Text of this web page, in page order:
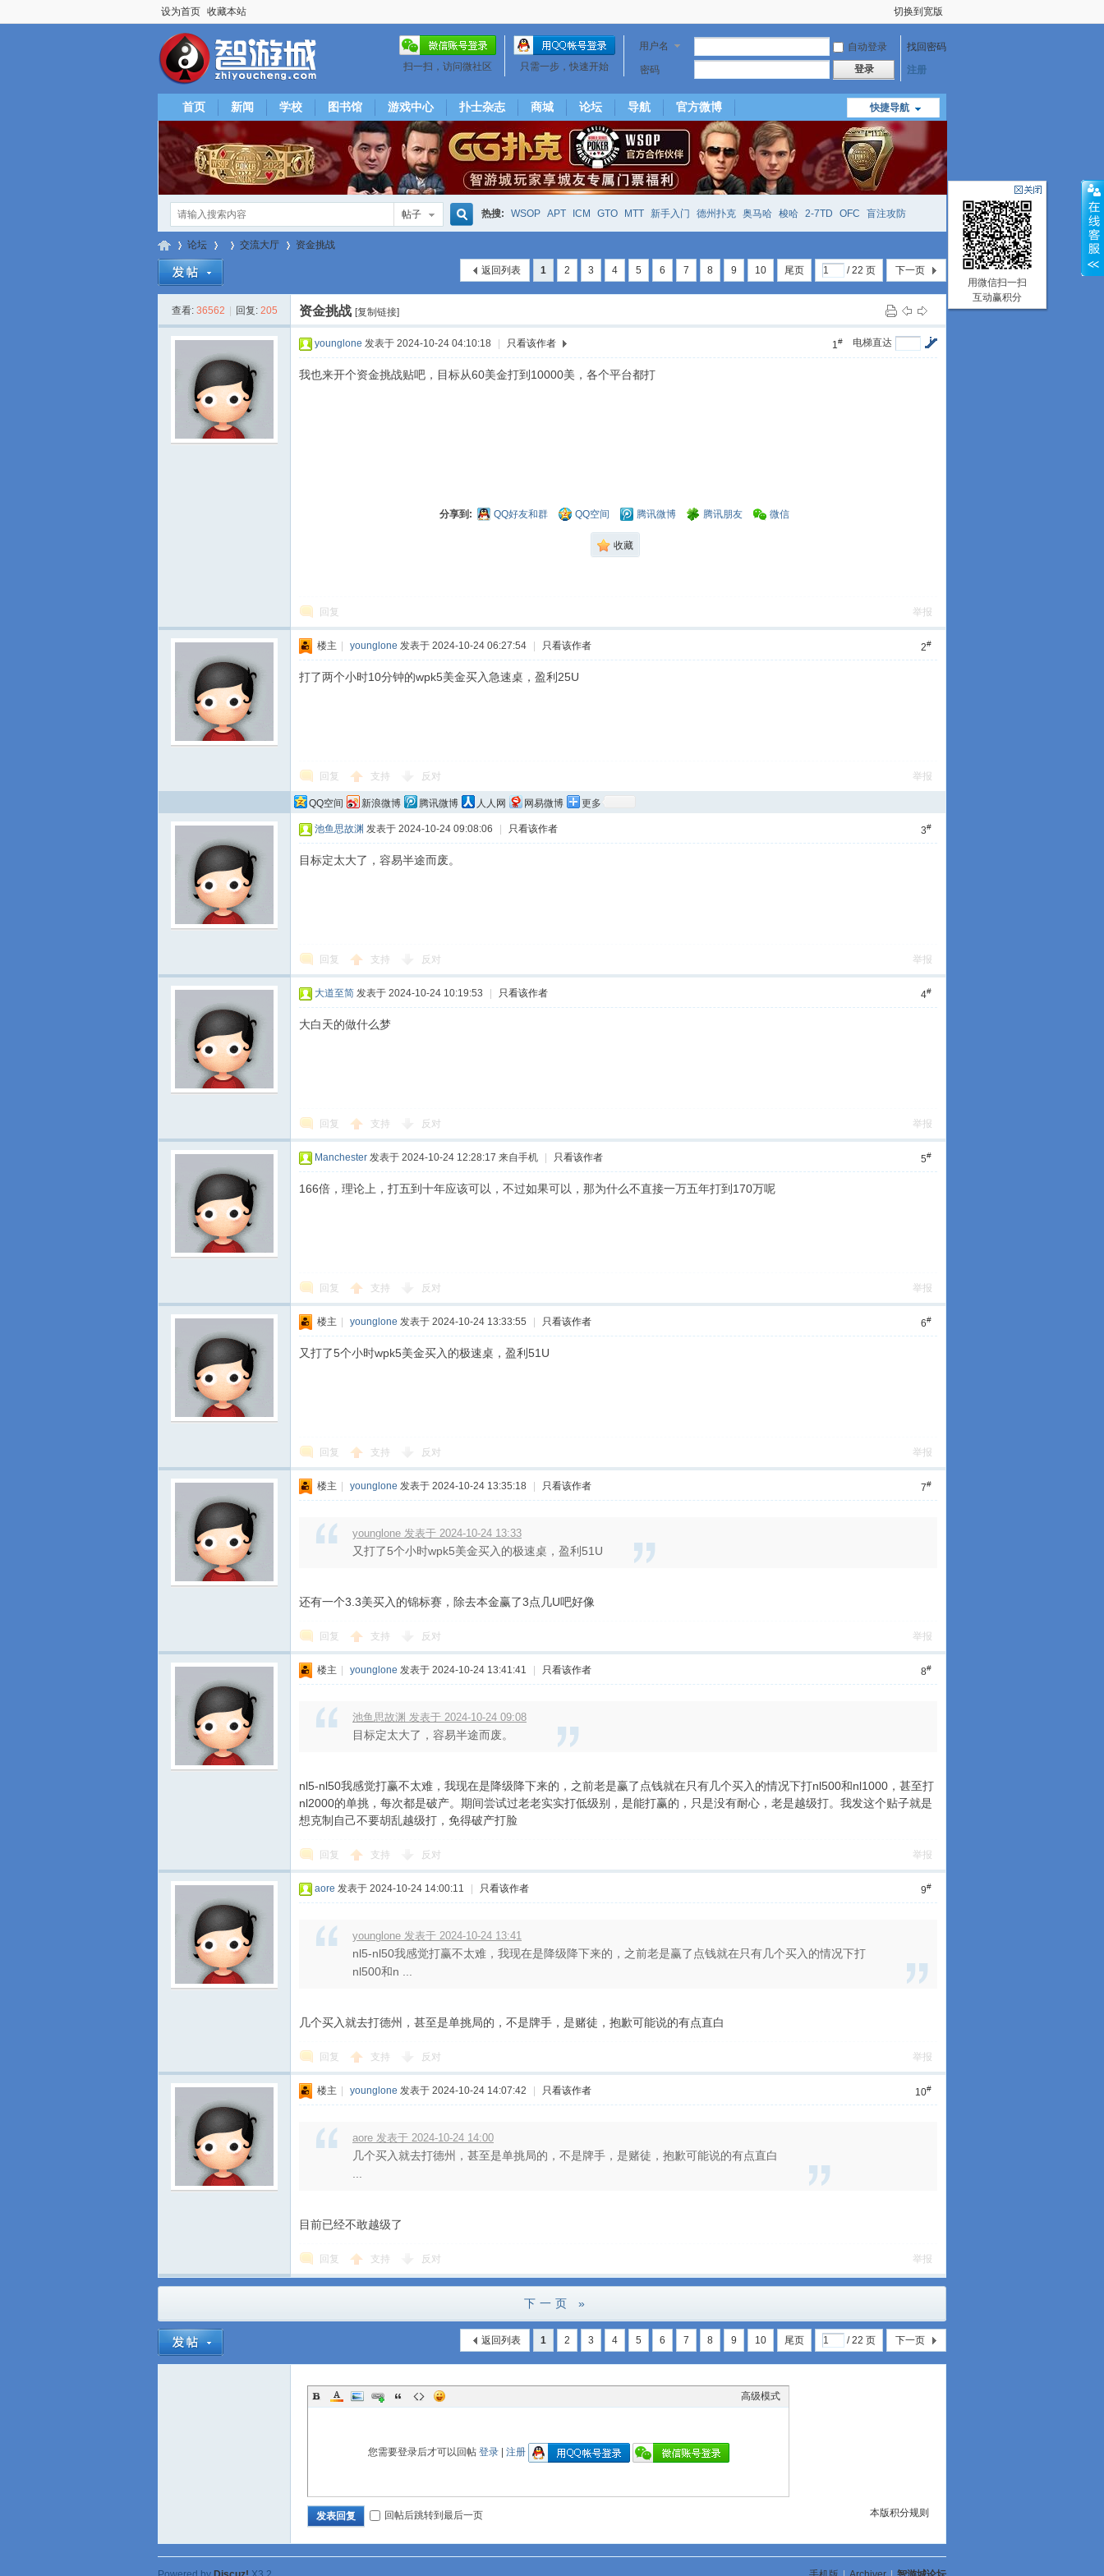
设为首页 收藏本站 切换到宽版
用户名 自动登录
找回密码
密码
登录 注册
只需一步，快速开始
扫一扫，访问微社区
快捷导航
首页 新闻 学校 图书馆 游戏中心 扑士杂志 商城 论坛 导航 官方微博
帖子 热搜: WSOP APT ICM GTO MTT 新手入门 德州扑克 奥马哈 梭哈 2-7TD OFC 盲注攻防
大发取钱 短筹码优势 澳门 永利
»
论坛
› ›
交流大厅 资金挑战
1 2 3 4 5 6 7 8 9 10 尾页 / 22 页 下一页
返回列表
查看: 36562 回复: 205 资金挑战 [复制链接]
电梯直达
1#
younglone 发表于 2024-10-24 04:10:18 只看该作者
我也来开个资金挑战贴吧，目标从60美金打到10000美，各个平台都打
分享到: QQ好友和群 QQ空间 腾讯微博 腾讯朋友 微信
收藏
回复 举报
2#
楼主 younglone 发表于 2024-10-24 06:27:54 只看该作者
打了两个小时10分钟的wpk5美金买入急速桌，盈利25U
回复 支持 反对 举报
QQ空间 新浪微博 腾讯微博 人人网 网易微博 更多
3#
池鱼思故渊 发表于 2024-10-24 09:08:06 只看该作者
目标定太大了，容易半途而废。
回复 支持 反对 举报
4#
大道至简 发表于 2024-10-24 10:19:53 只看该作者
大白天的做什么梦
回复 支持 反对 举报
5#
Manchester 发表于 2024-10-24 12:28:17 来自手机 只看该作者
166倍，理论上，打五到十年应该可以，不过如果可以，那为什么不直接一万五年打到170万呢
回复 支持 反对 举报
6#
楼主 younglone 发表于 2024-10-24 13:33:55 只看该作者
又打了5个小时wpk5美金买入的极速桌，盈利51U
回复 支持 反对 举报
7#
楼主 younglone 发表于 2024-10-24 13:35:18 只看该作者
younglone 发表于 2024-10-24 13:33
又打了5个小时wpk5美金买入的极速桌，盈利51U
还有一个3.3美买入的锦标赛，除去本金赢了3点几U吧好像
回复 支持 反对 举报
8#
楼主 younglone 发表于 2024-10-24 13:41:41 只看该作者
池鱼思故渊 发表于 2024-10-24 09:08
目标定太大了，容易半途而废。
nl5-nl50我感觉打赢不太难，我现在是降级降下来的，之前老是赢了点钱就在只有几个买入的情况下打nl500和nl1000，甚至打
nl2000的单挑，每次都是破产。期间尝试过老老实实打低级别，是能打赢的，只是没有耐心，老是越级打。我发这个贴子就是
想克制自己不要胡乱越级打，免得破产打脸
回复 支持 反对 举报
9#
aore 发表于 2024-10-24 14:00:11 只看该作者
younglone 发表于 2024-10-24 13:41
nl5-nl50我感觉打赢不太难，我现在是降级降下来的，之前老是赢了点钱就在只有几个买入的情况下打
nl500和n ...
几个买入就去打德州，甚至是单挑局的，不是牌手，是赌徒，抱歉可能说的有点直白
回复 支持 反对 举报
10#
楼主 younglone 发表于 2024-10-24 14:07:42 只看该作者
aore 发表于 2024-10-24 14:00
几个买入就去打德州，甚至是单挑局的，不是牌手，是赌徒，抱歉可能说的有点直白
目前已经不敢越级了
回复 支持 反对 举报
下一页 »
1 2 3 4 5 6 7 8 9 10 尾页 / 22 页 下一页
返回列表
高级模式
您需要登录后才可以回帖 登录| 注册
本版积分规则
发表回复 回帖后跳转到最后一页
用微信扫一扫
互动赢积分